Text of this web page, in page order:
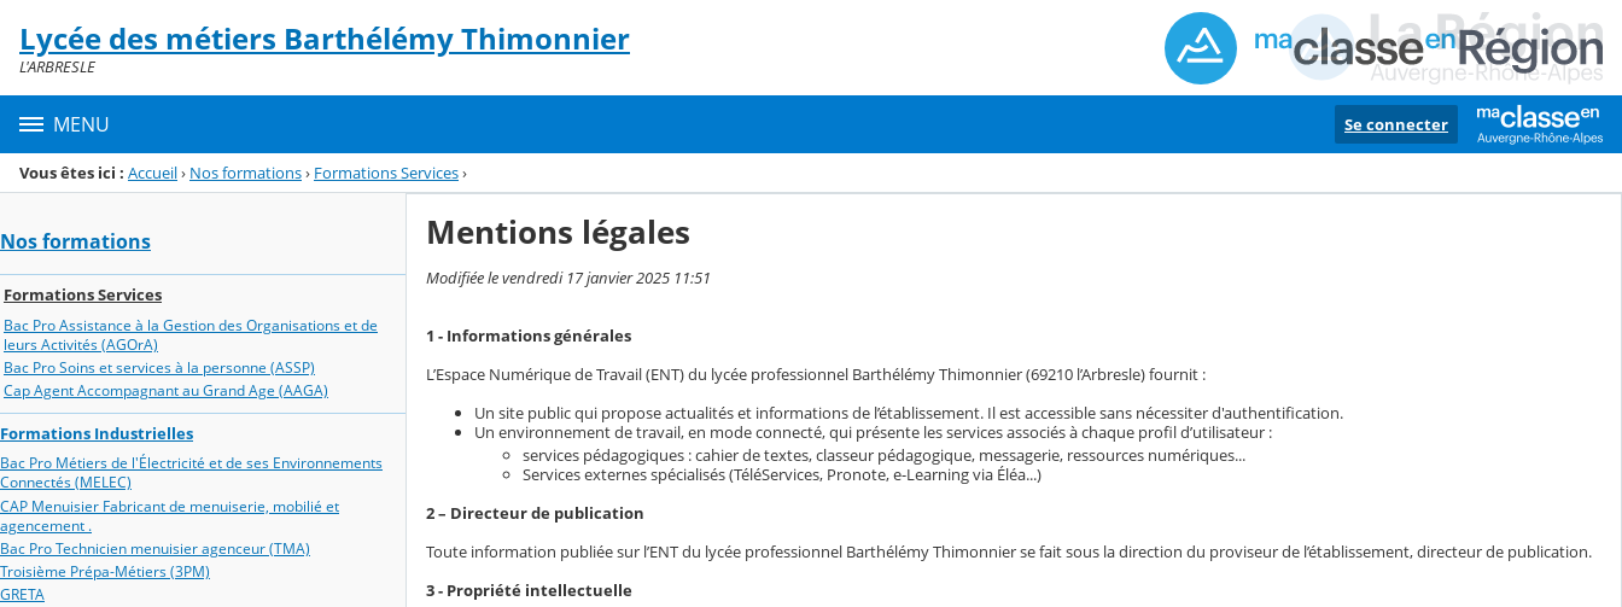
Menu de la rubrique
Contenu
Lycée des métiers Barthélémy Thimonnier
L'ARBRESLE
MENU Se connecter
Vous êtes ici : Accueil› Nos formations› Formations Services›
Nos formations
Formations Services
Bac Pro Assistance à la Gestion des Organisations et de
leurs Activités (AGOrA)
Bac Pro Soins et services à la personne (ASSP)
Cap Agent Accompagnant au Grand Age (AAGA)
Formations Industrielles
Bac Pro Métiers de l'Électricité et de ses Environnements
Connectés (MELEC)
CAP Menuisier Fabricant de menuiserie, mobilié et
agencement .
Bac Pro Technicien menuisier agenceur (TMA)
Troisième Prépa-Métiers (3PM)
GRETA
Mentions légales
Modifiée le vendredi 17 janvier 2025 11:51
1 - Informations générales
L’Espace Numérique de Travail (ENT) du lycée professionnel Barthélémy Thimonnier (69210 l’Arbresle) fournit :
Un site public qui propose actualités et informations de l’établissement. Il est accessible sans nécessiter d'authentification.
Un environnement de travail, en mode connecté, qui présente les services associés à chaque profil d’utilisateur :
services pédagogiques : cahier de textes, classeur pédagogique, messagerie, ressources numériques...
Services externes spécialisés (TéléServices, Pronote, e-Learning via Éléa...)
2 – Directeur de publication
Toute information publiée sur l’ENT du lycée professionnel Barthélémy Thimonnier se fait sous la direction du proviseur de l’établissement, directeur de publication.
3 - Propriété intellectuelle